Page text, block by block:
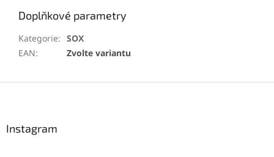
Doplňkové parametry
Kategorie: SOX
EAN: Zvolte variantu
Instagram